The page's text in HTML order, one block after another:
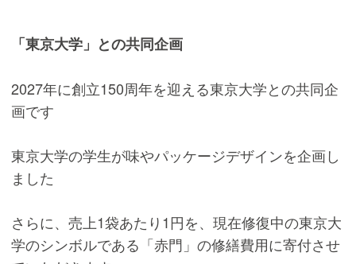
「東京大学」との共同企画
2027年に創立150周年を迎える東京大学との共同企
画です
東京大学の学生が味やパッケージデザインを企画し
ました
さらに、売上1袋あたり1円を、現在修復中の東京大
学のシンボルである「赤門」の修繕費用に寄付させ